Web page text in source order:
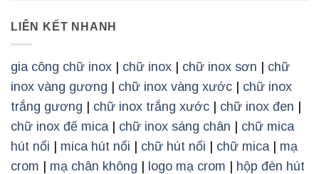
LIÊN KẾT NHANH
gia công chữ inox | chữ inox | chữ inox sơn | chữ
inox vàng gương | chữ inox vàng xước | chữ inox
trắng gương | chữ inox trắng xước | chữ inox đen |
chữ inox đế mica | chữ inox sáng chân | chữ mica
hút nổi | mica hút nổi | chữ hút nổi | chữ mica | mạ
crom | mạ chân không | logo mạ crom | hộp đèn hút